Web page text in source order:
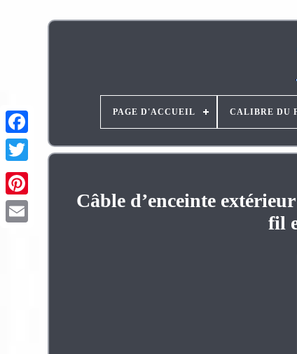
Pinterest
PAGE D'ACCUEIL CALIBRE DU
Câble d’enceinte
fil